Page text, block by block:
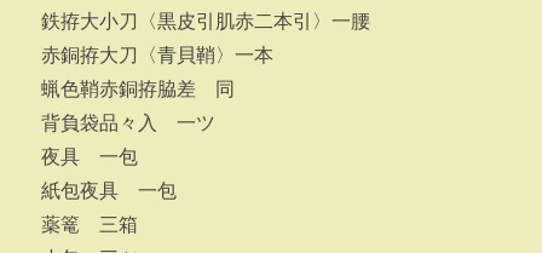
鉄拵大小刀〈黒皮引肌赤二本引〉一腰
赤銅拵大刀〈青貝鞘〉一本
蝋色鞘赤銅拵脇差 同
背負袋品々入 一ツ
夜具 一包
紙包夜具 一包
薬篭 三箱